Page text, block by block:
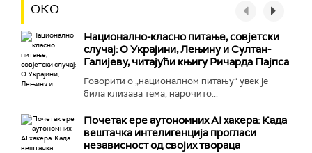
ОКО
Национално-класнo питање, совјетски
случај: О Украјини, Лењину и Султан-
Галијеву, читајући књигу Ричарда Пајпса
Говорити о „националном питању“ увек је
била клизава тема, нарочито...
Почетак ере аутономних AI хакера: Када
вештачка интелигенција прогласи
независност од својих твораца